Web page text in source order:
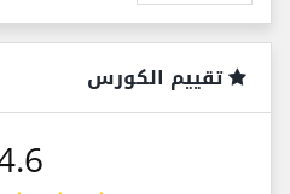
تقييم الكورس